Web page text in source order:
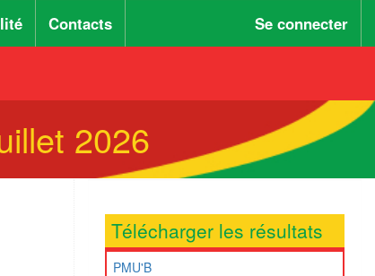
Contacts Se connecter
2026
Télécharger les résultats
PMU'B